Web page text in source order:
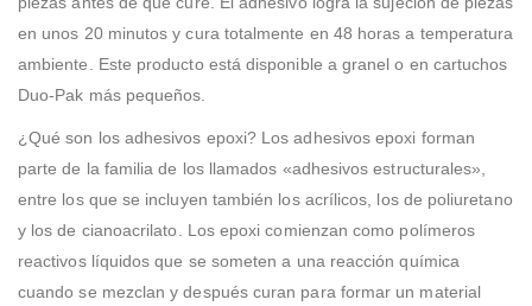
en unos 20 minutos y cura totalmente en 48 horas a temperatura
ambiente. Este producto está disponible a granel o en cartuchos
Duo-Pak más pequeños.
¿Qué son los adhesivos epoxi? Los adhesivos epoxi forman
parte de la familia de los llamados «adhesivos estructurales»,
entre los que se incluyen también los acrílicos, los de poliuretano
y los de cianoacrilato. Los epoxi comienzan como polímeros
reactivos líquidos que se someten a una reacción química
cuando se mezclan y después curan para formar un material